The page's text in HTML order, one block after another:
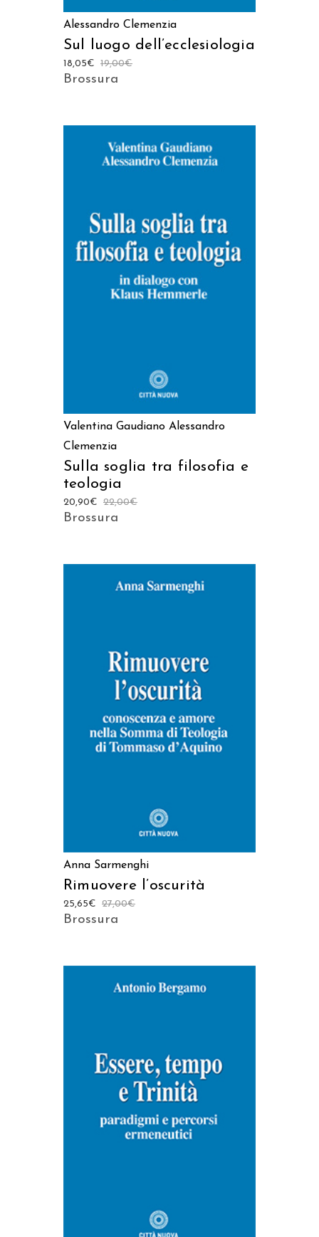
Alessandro Clemenzia
Sul luogo dell’ecclesiologia
19,00€
18,05€
Brossura
Valentina Gaudiano Alessandro
Clemenzia
Sulla soglia tra filosofia e
teologia
22,00€
20,90€
Brossura
Anna Sarmenghi
Rimuovere l’oscurità
27,00€
25,65€
Brossura